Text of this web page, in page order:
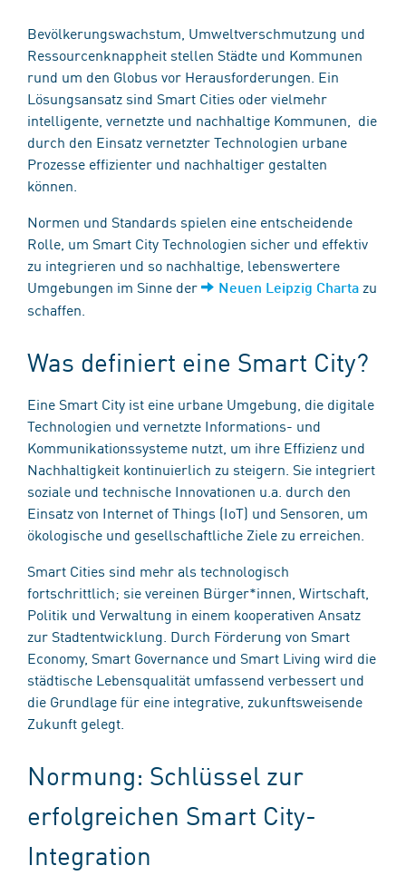
Bevölkerungswachstum, Umweltverschmutzung und
Ressourcenknappheit stellen Städte und Kommunen
rund um den Globus vor Herausforderungen. Ein
Lösungsansatz sind Smart Cities oder vielmehr
intelligente, vernetzte und nachhaltige Kommunen, die
durch den Einsatz vernetzter Technologien urbane
Prozesse effizienter und nachhaltiger gestalten
können.
Normen und Standards spielen eine entscheidende
Rolle, um Smart City Technologien sicher und effektiv
zu integrieren und so nachhaltige, lebenswertere
Umgebungen im Sinne der
Neuen Leipzig Charta zu
schaffen.
Was definiert eine Smart City?
Eine Smart City ist eine urbane Umgebung, die digitale
Technologien und vernetzte Informations- und
Kommunikationssysteme nutzt, um ihre Effizienz und
Nachhaltigkeit kontinuierlich zu steigern. Sie integriert
soziale und technische Innovationen u.a. durch den
Einsatz von Internet of Things (IoT) und Sensoren, um
ökologische und gesellschaftliche Ziele zu erreichen.
Smart Cities sind mehr als technologisch
fortschrittlich; sie vereinen Bürger*innen, Wirtschaft,
Politik und Verwaltung in einem kooperativen Ansatz
zur Stadtentwicklung. Durch Förderung von Smart
Economy, Smart Governance und Smart Living wird die
städtische Lebensqualität umfassend verbessert und
die Grundlage für eine integrative, zukunftsweisende
Zukunft gelegt.
Normung: Schlüssel zur
erfolgreichen Smart City-
Integration